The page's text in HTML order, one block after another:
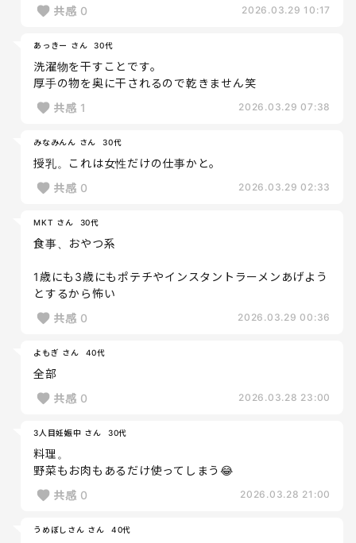
共感 0 2026.03.29 10:17
あっきー さん 30代
洗濯物を干すことです。
厚手の物を奥に干されるので乾きません笑
共感 1 2026.03.29 07:38
みなみんん さん 30代
授乳。これは女性だけの仕事かと。
共感 0 2026.03.29 02:33
MKT さん 30代
食事、おやつ系
1歳にも3歳にもポテチやインスタントラーメンあげよう
とするから怖い
共感 0 2026.03.29 00:36
よもぎ さん 40代
全部
共感 0 2026.03.28 23:00
3人目妊娠中 さん 30代
料理。
野菜もお肉もあるだけ使ってしまう😂
共感 0 2026.03.28 21:00
うめぼしさん さん 40代